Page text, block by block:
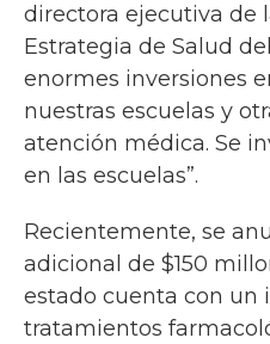
directora ejecutiva de
Estrategia de Salud
enormes inversiones
nuestras escuelas y
atención médica. Se
en las escuelas”.
Recientemente, se
adicional de $150
estado cuenta con un
tratamientos